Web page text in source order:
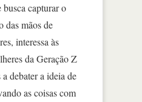
busca capturar o
das mãos de
interessa às
da Geração Z
debater a ideia de
as coisas com